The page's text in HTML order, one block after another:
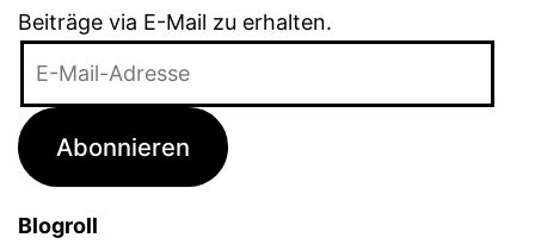
Beiträge via E-Mail zu erhalten.
Adresse
Abonnieren
Blogroll